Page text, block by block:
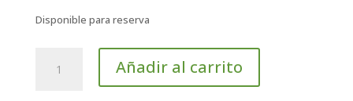
Disponible para reserva
SHROUD
Añadir al carrito